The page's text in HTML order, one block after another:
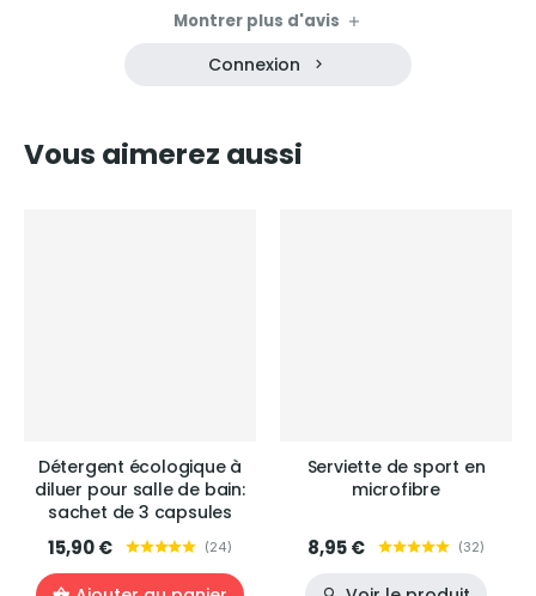
Montrer plus d'avis
Connexion
Vous aimerez aussi
Détergent écologique à
diluer pour salle de bain:
sachet de 3 capsules
15,90 € (24)
Serviette de sport en
microfibre
8,95 € (32)